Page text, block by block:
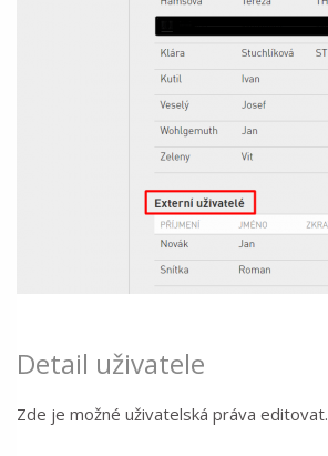
Detail uživatele
Zde je možné uživatelská práva editovat.